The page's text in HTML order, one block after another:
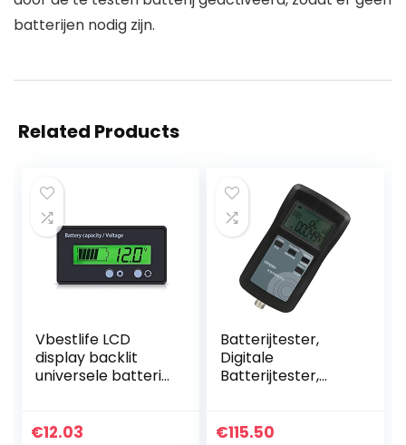
batterijen nodig zijn.
Related Products
Vbestlife LCD
display backlit
universele batterij
voltmeter monitor
€12.03
Batterijtester,
Digitale
Batterijtester,
Lithiumbatterij
€115.50